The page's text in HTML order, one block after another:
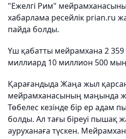
"Ежелгі Рим"
хабарлама ресейлік prian.ru
пайда болды.
Үш қабатты мейрамхана 2 359
миллиард 10 миллион 500
Қарағандыда Жаңа жыл
мейрамханасының маңында
Төбелес кезінде бір ер адам
болды. Ал тағы біреуі пышақ
ауруханаға түскен.